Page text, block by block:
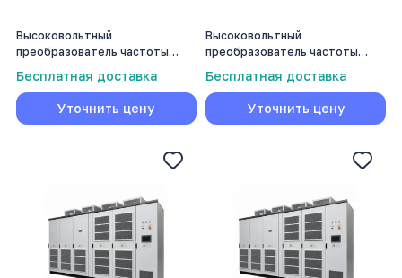
Высоковольтный
преобразователь частоты
Бесплатная доставка
Уточнить цену
Высоковольтный
преобразователь частоты
Бесплатная доставка
Уточнить цену